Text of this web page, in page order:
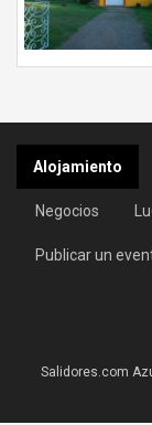
Alojamiento
Negocios
Publicar un
Salidores.com